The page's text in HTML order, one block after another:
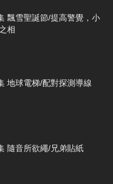
飄雪聖誕節/提高警覺，小
相
地球電梯/配對探測導線
隨音所欲繩/兄弟貼紙